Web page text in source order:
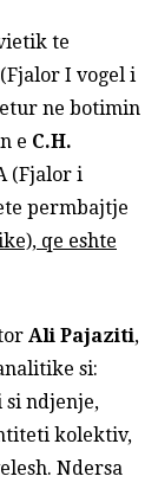
te
I vogel i
ne botimin
e C.H.
(Fjalor i
permbajtje
qe eshte
Ali Pajaziti,
si:
ndjenje,
kolektiv,
Ndersa